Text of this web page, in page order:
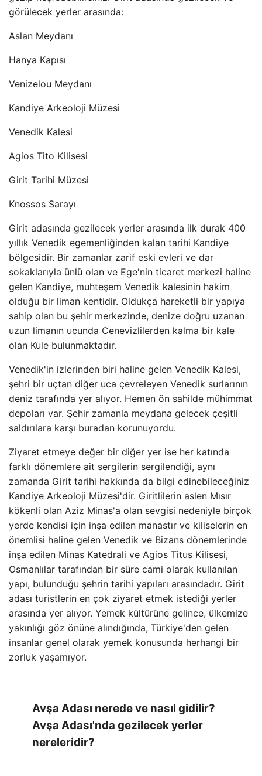
görülecek yerler arasında:
Aslan Meydanı
Hanya Kapısı
Venizelou Meydanı
Kandiye Arkeoloji Müzesi
Venedik Kalesi
Agios Tito Kilisesi
Girit Tarihi Müzesi
Knossos Sarayı
Girit adasında gezilecek yerler arasında ilk durak 400
yıllık Venedik egemenliğinden kalan tarihi Kandiye
bölgesidir. Bir zamanlar zarif eski evleri ve dar
sokaklarıyla ünlü olan ve Ege'nin ticaret merkezi haline
gelen Kandiye, muhteşem Venedik kalesinin hakim
olduğu bir liman kentidir. Oldukça hareketli bir yapıya
sahip olan bu şehir merkezinde, denize doğru uzanan
uzun limanın ucunda Cenevizlilerden kalma bir kale
olan Kule bulunmaktadır.
Venedik'in izlerinden biri haline gelen Venedik Kalesi,
şehri bir uçtan diğer uca çevreleyen Venedik surlarının
deniz tarafında yer alıyor. Hemen ön sahilde mühimmat
depoları var. Şehir zamanla meydana gelecek çeşitli
saldırılara karşı buradan korunuyordu.
Ziyaret etmeye değer bir diğer yer ise her katında
farklı dönemlere ait sergilerin sergilendiği, aynı
zamanda Girit tarihi hakkında da bilgi edinebileceğiniz
Kandiye Arkeoloji Müzesi'dir. Giritlilerin aslen Mısır
kökenli olan Aziz Minas'a olan sevgisi nedeniyle birçok
yerde kendisi için inşa edilen manastır ve kiliselerin en
önemlisi haline gelen Venedik ve Bizans dönemlerinde
inşa edilen Minas Katedrali ve Agios Titus Kilisesi,
Osmanlılar tarafından bir süre cami olarak kullanılan
yapı, bulunduğu şehrin tarihi yapıları arasındadır. Girit
adası turistlerin en çok ziyaret etmek istediği yerler
arasında yer alıyor. Yemek kültürüne gelince, ülkemize
yakınlığı göz önüne alındığında, Türkiye'den gelen
insanlar genel olarak yemek konusunda herhangi bir
zorluk yaşamıyor.
Avşa Adası nerede ve nasıl gidilir?
Avşa Adası'nda gezilecek yerler
nereleridir?